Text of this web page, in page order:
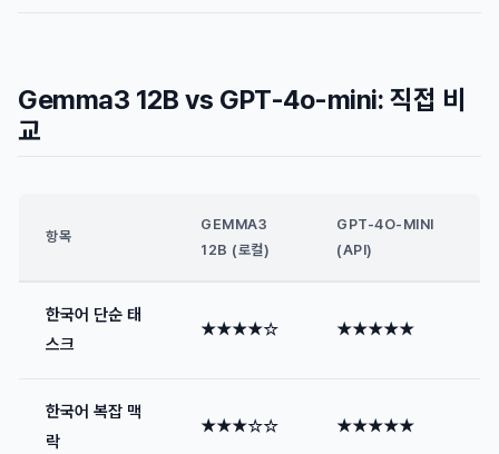
Gemma3 12B vs GPT-4o-mini: 직접 비
교
항목
GEMMA3
12B (로컬)
GPT-4O-MINI
(API)
한국어 단순 태
스크
★★★★☆ ★★★★★
한국어 복잡 맥
락
★★★☆☆ ★★★★★